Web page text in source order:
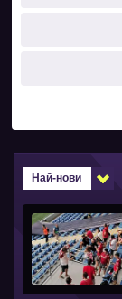
Най-нови